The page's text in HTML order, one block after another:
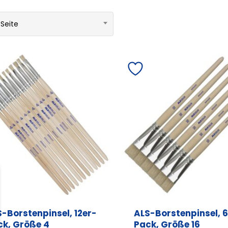
Borstenpinsel, 12er-
Größe 4
ALS-Borstenpinsel,
Pack, Größe 16